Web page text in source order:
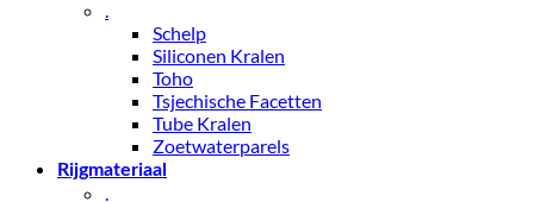
Schelp
Siliconen Kralen
Toho
Tsjechische Facetten
Tube Kralen
Zoetwaterparels
Rijgmateriaal